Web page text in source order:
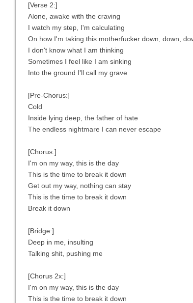
[Verse 2:]
Alone, awake with the craving
I watch my step, I'm calculating
On how I'm taking this motherfucker down, down,
I don't know what I am thinking
Sometimes I feel like I am sinking
Into the ground I'll call my grave
[Pre-Chorus:]
Cold
Inside lying deep, the father of hate
The endless nightmare I can never escape
[Chorus:]
I'm on my way, this is the day
This is the time to break it down
Get out my way, nothing can stay
This is the time to break it down
Break it down
[Bridge:]
Deep in me, insulting
Talking shit, pushing me
[Chorus 2x:]
I'm on my way, this is the day
This is the time to break it down